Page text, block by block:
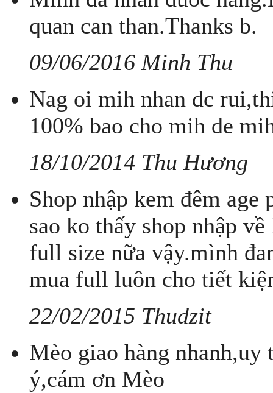
quan can than.Thanks b.
09/06/2016 Minh Thu
Nag oi mih nhan dc
100% bao cho mih de
18/10/2014 Thu Hương
Shop nhập kem đêm
sao ko thấy shop nhập
full size nữa vậy.mình
mua full luôn cho tiết
22/02/2015 Thudzit
Mèo giao hàng
ý,cám ơn Mèo